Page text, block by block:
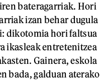
bateragarriak. Hori
izan behar dugula
dikotomia hori faltsua
ikasleak entretenitzea
Gainera, eskola
bada, galduan aterako